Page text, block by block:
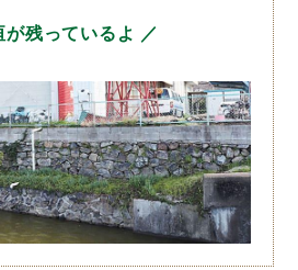
が残っているよ ／